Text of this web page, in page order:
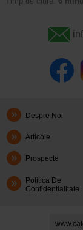
Despre Noi
Articole
Prospecte
Politica De
Confidentialitate